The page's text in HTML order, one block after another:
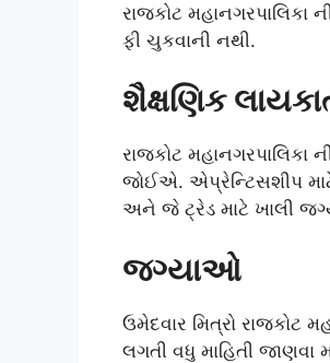
રાજકોટ
ફી ચુકવાની નથી.
શૈક્ષણિક
રાજકોટ મહાનગરપાલિકા
જોઈએ. એપ્રેન્ટિસશીપ
અને જે ટ્રેડ માટે ખાલી
જગ્યાઓ
ઉમેદવાર મિત્રો રાજકોટ
લગતી વધુ માહિતી જાણવા